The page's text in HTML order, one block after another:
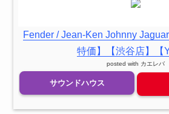
Fender / Jean-Ken Johnny
特価】【渋谷店】【
posted with カエレバ
サウンドハウス